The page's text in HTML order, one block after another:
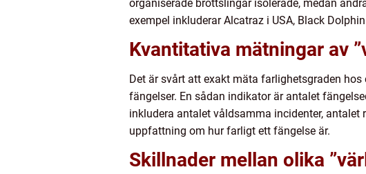
organiserade brottslingar isolerade, medan
exempel inkluderar Alcatraz i USA, Black
Kvantitativa mätningar av
Det är svårt att exakt mäta farlighetsgraden
fängelser. En sådan indikator är antalet
inkludera antalet våldsamma incidenter,
uppfattning om hur farligt ett fängelse är.
Skillnader mellan olika